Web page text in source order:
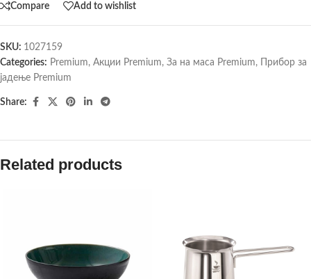
Compare Add to wishlist
SKU: 1027159
Categories: Premium, Акции Premium, За на маса Premium,
Прибор за
јадење Premium
Share:
Related products